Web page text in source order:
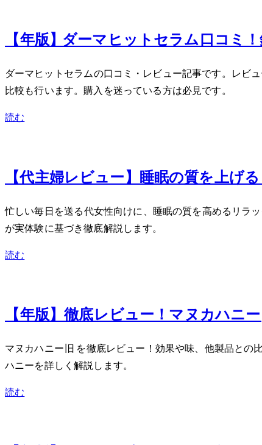
【2025年版】KATANダーマヒットセラム10
KATAN CICA ダーマヒットセラム10の口コミ・レビュー記事
比較も行います。購入を迷っている方は必見です。
読む
【40代主婦レビュー】睡眠の質を上
忙しい毎日を送る40代女性向けに、睡眠の質を高めるリ
が実体験に基づき徹底解説します。
読む
【2025年版】徹底レビュー！マヌカハニーMGO263+ (旧
マヌカハニーMGO263+(旧MGO250+)UMF10+ 500gを徹底レビュー
ハニーを詳しく解説します。
読む